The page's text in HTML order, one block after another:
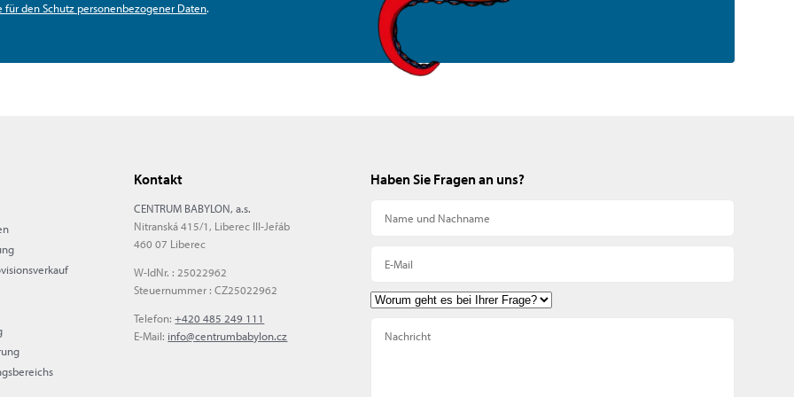
für den Schutz personenbezogener Daten.
Kontakt
CENTRUM BABYLON, a.s.
Nitranská 415/1, Liberec III-Jeřáb
460 07 Liberec
W-IdNr. : 25022962
Steuernummer : CZ25022962
Telefon:+420 485 249 111
E-Mail: info@centrumbabylon.cz
Haben Sie Fragen an uns?